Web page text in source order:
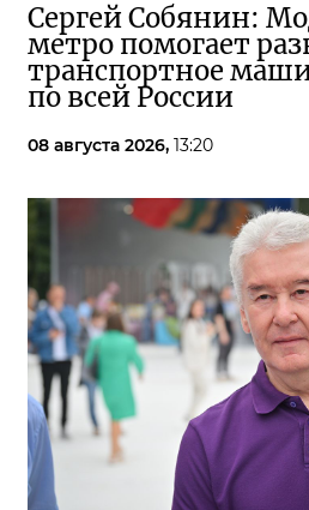
Сергей Собянин:
метро помогает
транспортное
по всей России
08 августа 2026, 13:20